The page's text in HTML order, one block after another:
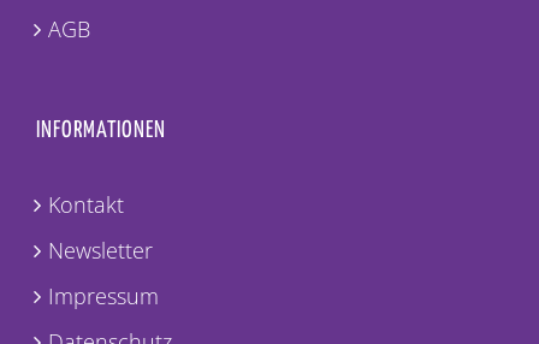
AGB
INFORMATIONEN
Kontakt
Newsletter
Impressum